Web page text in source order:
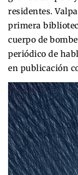
residentes.
primera
cuerpo de
periódico de
en publicación